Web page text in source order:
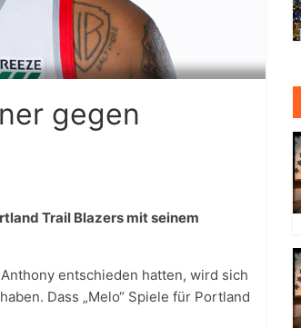
gegen
Trail Blazers mit seinem
entschieden hatten, wird sich
Dass „Melo“ Spiele für Portland